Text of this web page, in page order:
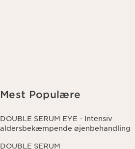
Mest Populære
DOUBLE SERUM EYE - Intensiv
aldersbekæmpende øjenbehandling
DOUBLE SERUM